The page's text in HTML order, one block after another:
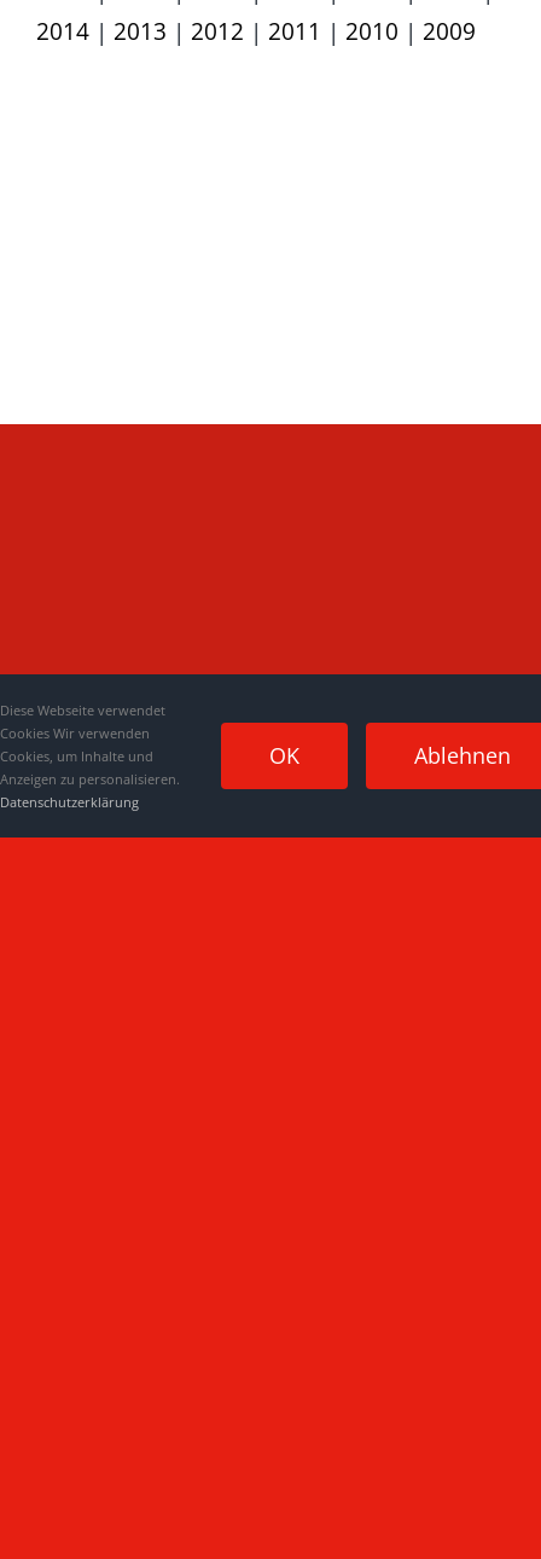
2014| 2013 | 2012 | 2011 | 2010 | 2009
Diese Webseite verwendet
Cookies Wir verwenden
Cookies, um Inhalte und
Anzeigen zu personalisieren.
Datenschutzerklärung
OK Ablehnen